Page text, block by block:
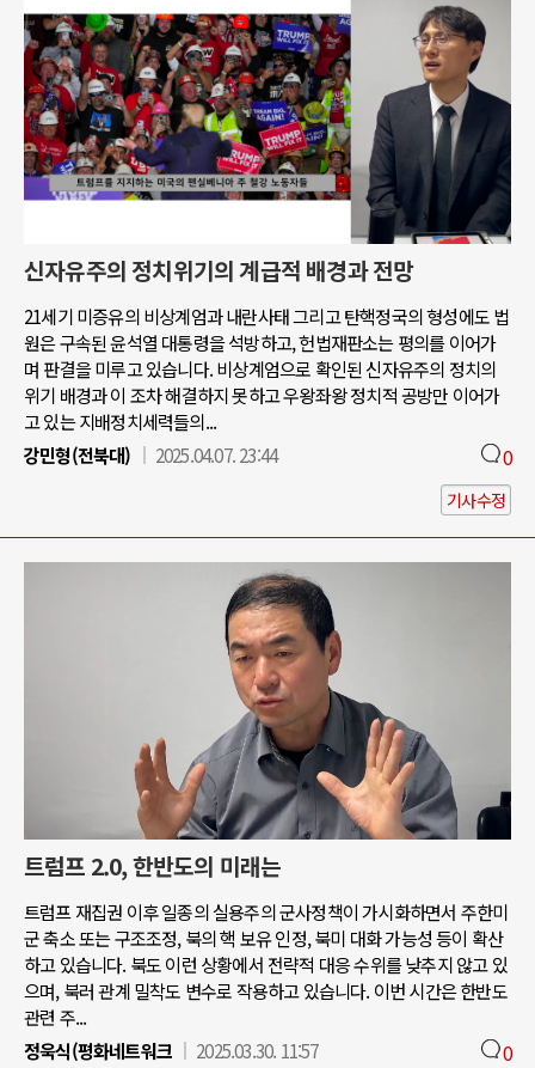
신자유주의 정치위기의 계급적 배경과 전망
21세기 미증유의 비상계엄과 내란사태 그리고 탄핵정국의 형성에도 법
원은 구속된 윤석열 대통령을 석방하고, 헌법재판소는 평의를 이어가
며 판결을 미루고 있습니다. 비상계엄으로 확인된 신자유주의 정치의
위기 배경과 이 조차 해결하지 못하고 우왕좌왕 정치적 공방만 이어가
고 있는 지배정치세력들의...
강민형(전북대)
2025.04.07. 23:44 0
기사수정
트럼프 2.0, 한반도의 미래는
트럼프 재집권 이후 일종의 실용주의 군사정책이 가시화하면서 주한미
군 축소 또는 구조조정, 북의 핵 보유 인정, 북미 대화 가능성 등이 확산
하고 있습니다. 북도 이런 상황에서 전략적 대응 수위를 낮추지 않고 있
으며, 북러 관계 밀착도 변수로 작용하고 있습니다. 이번 시간은 한반도
관련 주...
정욱식(평화네트워크
2025.03.30. 11:57 0